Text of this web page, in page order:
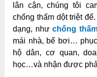
lân cận, chúng tôi
chống thấm dột triệt
dạng, nhưchống
mái nhà, bể bơi…
hộ dân, cơ quan,
học…và nhận được